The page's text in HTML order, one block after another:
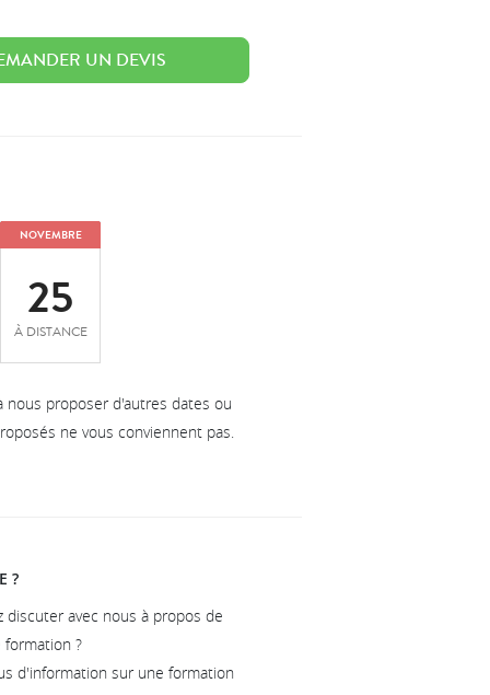
UN DEVIS
NOVEMBRE
25
À DISTANCE
nous proposer d'autres dates ou
ne vous conviennent pas.
?
discuter avec nous à propos de
?
d'information sur une formation